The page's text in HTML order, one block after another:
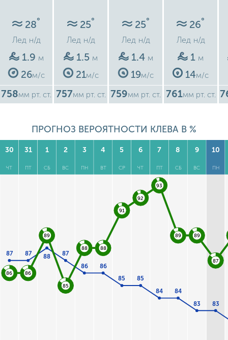
28°
Лед н/д
1.9 м
26м/с
758мм рт. ст.
25°
Лед н/д
1.5 м
21м/с
757мм рт. ст.
25°
Лед н/д
1.4 м
19м/с
759мм рт. ст.
26°
Лед н/д
1 м
14м/с
761мм рт. ст.
ПРОГНОЗ ВЕРОЯТНОСТИ КЛЕВА В %
30
ЧТ
31
ПТ
1
СБ
2
ВС
3
ПН
4
ВТ
5
СР
6
ЧТ
7
ПТ
8
СБ
9
ВС
10
ПН
87 87 88 87
86 86
85 85
84
84
83
83
86 86
89
85
88 88
91
92
93
89 89
87